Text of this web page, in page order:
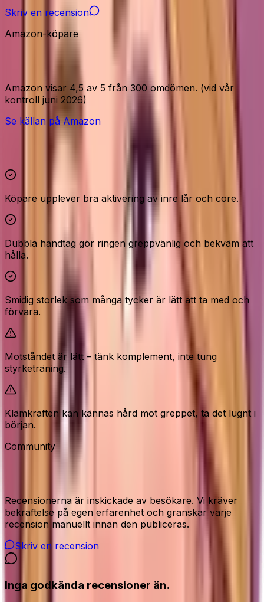
Skriv en recension
Amazon-köpare
Amazon-signaler
Amazon visar 4,5 av 5 från 300 omdömen. (vid vår
kontroll juni 2026)
Se källan på Amazon
Höjdpunkter och reservationer
Köpare upplever bra aktivering av inre lår och core.
Dubbla handtag gör ringen greppvänlig och bekväm att
hålla.
Smidig storlek som många tycker är lätt att ta med och
förvara.
Motståndet är lätt – tänk komplement, inte tung
styrketräning.
Klämkraften kan kännas hård mot greppet, ta det lugnt i
början.
Community
Recensioner från våra besökare
Recensionerna är inskickade av besökare. Vi kräver
bekräftelse på egen erfarenhet och granskar varje
recension manuellt innan den publiceras.
Skriv en recension
Inga godkända recensioner än.